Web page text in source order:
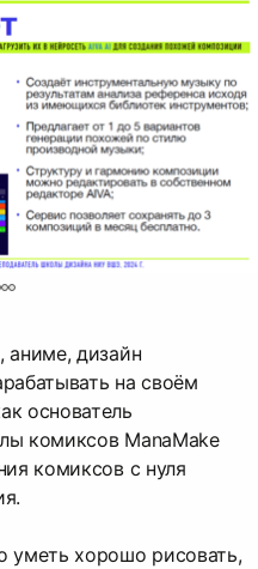
аниме, дизайн
на своём
основатель
комиксов ManaMake
комиксов с нуля
уметь хорошо рисовать,